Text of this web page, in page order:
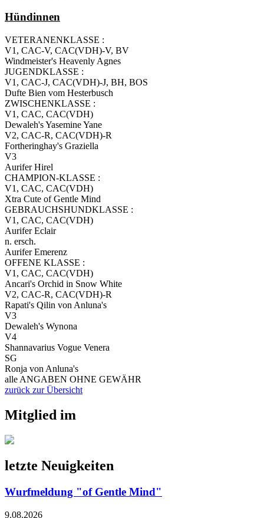
Hündinnen
VETERANENKLASSE :
V1, CAC-V, CAC(VDH)-V, BV
Windmeister's Heavenly Agnes
JUGENDKLASSE :
V1, CAC-J, CAC(VDH)-J, BH, BOS
Dufte Bien vom Hesterbusch
ZWISCHENKLASSE :
V1, CAC, CAC(VDH)
Dewaleh's Yasemine Yane
V2, CAC-R, CAC(VDH)-R
Fortheringhay's Graziella
V3
Aurifer Hirel
CHAMPION-KLASSE :
V1, CAC, CAC(VDH)
Xtra Cute of Gentle Mind
GEBRAUCHSHUNDKLASSE :
V1, CAC, CAC(VDH)
Aurifer Eclair
n. ersch.
Aurifer Emerenz
OFFENE KLASSE :
V1, CAC, CAC(VDH)
Ancari's Orchid in Snow White
V2, CAC-R, CAC(VDH)-R
Rapati's Qilin von Anluna's
V3
Dewaleh's Wynona
V4
Shannavarius Vogue Venera
SG
Ronja von Anluna's
alle ANGABEN OHNE GEWÄHR
zurück zur Übersicht
Mitglied im
letzte Neuigkeiten
Wurfmeldung "of Gentle Mind"
9.08.2026